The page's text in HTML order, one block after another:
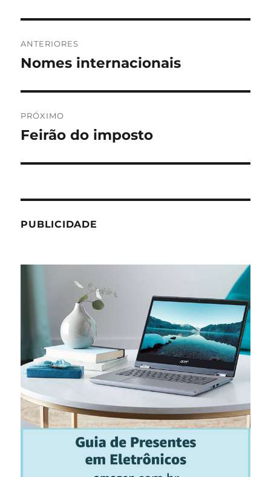
de
ANTERIORES
Post
Nomes internacionais
PRÓXIMO
Próximo
Feirão do imposto
PUBLICIDADE